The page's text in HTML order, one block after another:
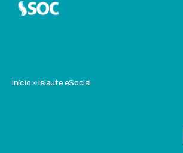
Início»leiaute eSocial